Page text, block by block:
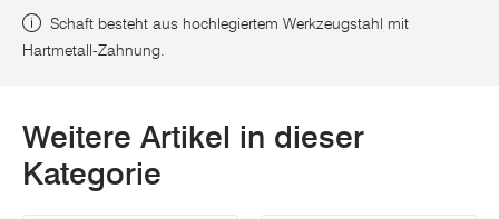
Schaft besteht aus hochlegiertem Werkzeugstahl mit
Hartmetall-Zahnung.
Weitere Artikel in dieser
Kategorie